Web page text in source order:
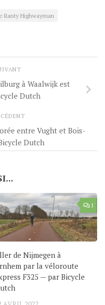
Ranty Highwayman
à Waalwijk est
Dutch
entre Vught et Bois-
Dutch
1
de Nijmegen à
par la véloroute
F325 — par Bicycle